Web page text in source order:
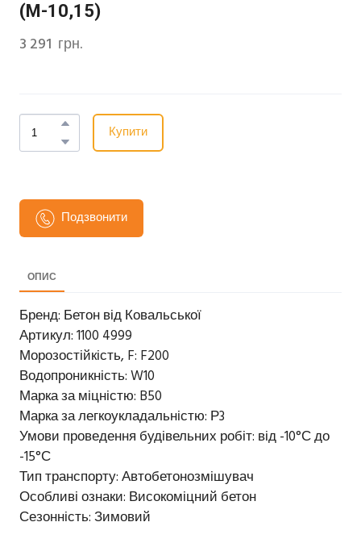
(М-10,15)
3 291  грн.
Купити
Подзвонити
ОПИС
Бренд: Бетон від Ковальської
Артикул: 1100 4999
Морозостійкість, F: F200
Водопроникність: W10
Марка за міцністю: B50
Марка за легкоукладальністю: Р3
Умови проведення будівельних робіт: від -10°С до
-15°С
Тип транспорту: Автобетонозмішувач
Особливі ознаки: Високоміцний бетон
Сезонність: Зимовий